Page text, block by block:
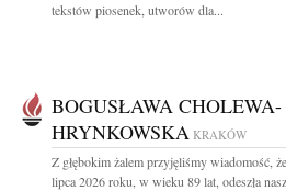
tekstów piosenek, utworów dla...
BOGUSŁAWA CHOLEWA-
HRYNKOWSKA KRAKÓW
Z głębokim żalem przyjęliśmy wiadomość,
lipca 2026 roku, w wieku 89 lat, odeszła